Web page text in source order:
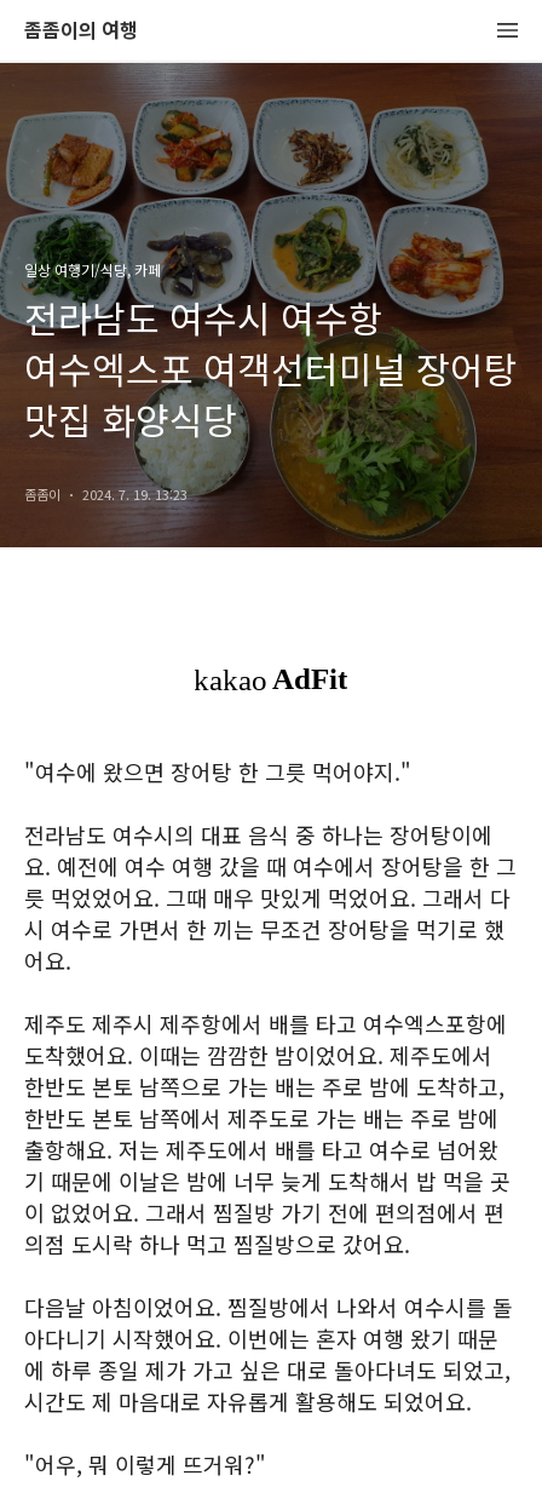
좀좀이의 여행
일상 여행기/식당, 카페
전라남도 여수시 여수항
여수엑스포 여객선터미널 장어탕
맛집 화양식당
좀좀이 2024. 7. 19. 13:23
"여수에 왔으면 장어탕 한 그릇 먹어야지."
전라남도 여수시의 대표 음식 중 하나는 장어탕이에
요. 예전에 여수 여행 갔을 때 여수에서 장어탕을 한 그
릇 먹었었어요. 그때 매우 맛있게 먹었어요. 그래서 다
시 여수로 가면서 한 끼는 무조건 장어탕을 먹기로 했
어요.
제주도 제주시 제주항에서 배를 타고 여수엑스포항에
도착했어요. 이때는 깜깜한 밤이었어요. 제주도에서
한반도 본토 남쪽으로 가는 배는 주로 밤에 도착하고,
한반도 본토 남쪽에서 제주도로 가는 배는 주로 밤에
출항해요. 저는 제주도에서 배를 타고 여수로 넘어왔
기 때문에 이날은 밤에 너무 늦게 도착해서 밥 먹을 곳
이 없었어요. 그래서 찜질방 가기 전에 편의점에서 편
의점 도시락 하나 먹고 찜질방으로 갔어요.
다음날 아침이었어요. 찜질방에서 나와서 여수시를 돌
아다니기 시작했어요. 이번에는 혼자 여행 왔기 때문
에 하루 종일 제가 가고 싶은 대로 돌아다녀도 되었고,
시간도 제 마음대로 자유롭게 활용해도 되었어요.
"어우, 뭐 이렇게 뜨거워?"